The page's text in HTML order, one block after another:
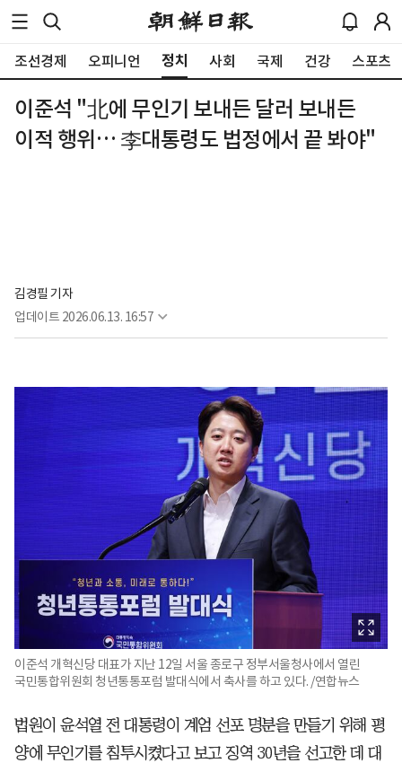
조선경제 오피니언 정치 사회 국제 건강 스포츠
이준석 "北에 무인기 보내든 달러 보내든
이적 행위… 李대통령도 법정에서 끝 봐야"
김경필 기자
업데이트 2026.06.13. 16:57
이준석 개혁신당 대표가 지난 12일 서울 종로구 정부서울청사에서 열린
국민통합위원회 청년통통포럼 발대식에서 축사를 하고 있다. /연합뉴스
법원이 윤석열 전 대통령이 계엄 선포 명분을 만들기 위해 평
양에 무인기를 침투시켰다고 보고 징역 30년을 선고한 데 대